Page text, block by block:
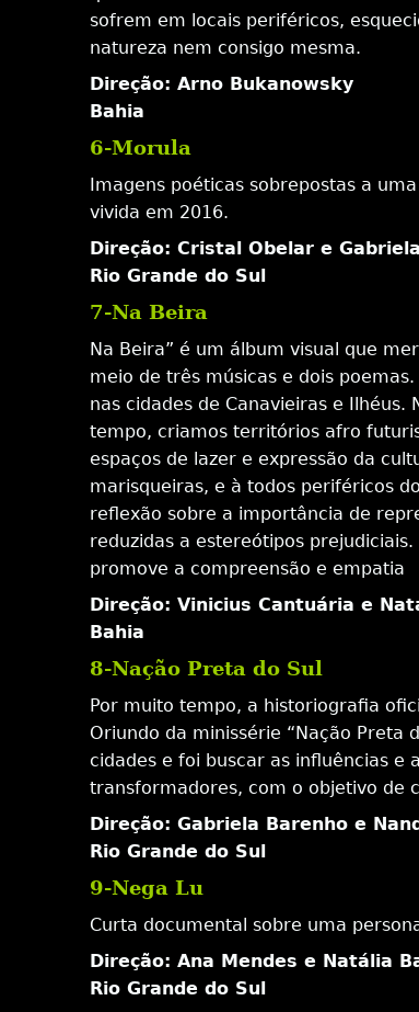
sofrem em locais periféricos,
natureza nem consigo mesma.
Direção: Arno Bukanowsky
Bahia
6-Morula
Imagens poéticas sobrepostas a
vivida em 2016.
Direção: Cristal Obelar e
Rio Grande do Sul
7-Na Beira
Na Beira” é um álbum visual que
meio de três músicas e dois
nas cidades de Canavieiras e
tempo, criamos territórios afro
espaços de lazer e expressão da
marisqueiras, e à todos periféricos
reflexão sobre a importância de
reduzidas a estereótipos
promove a compreensão e empatia
Direção: Vinicius Cantuária e
Bahia
8-Nação Preta do Sul
Por muito tempo, a historiografia
Oriundo da minissérie “Nação
cidades e foi buscar as influências e
transformadores, com o objetivo de
Direção: Gabriela Barenho e
Rio Grande do Sul
9-Nega Lu
Curta documental sobre uma
Direção: Ana Mendes e Natália
Rio Grande do Sul